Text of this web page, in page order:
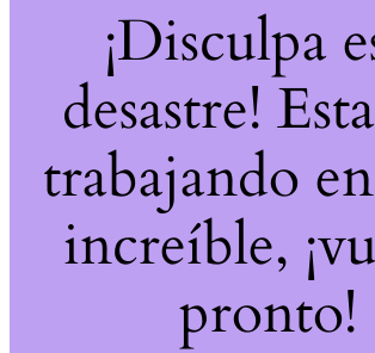
¡Disculpa
desastre!
trabajando
increíble,
pronto!